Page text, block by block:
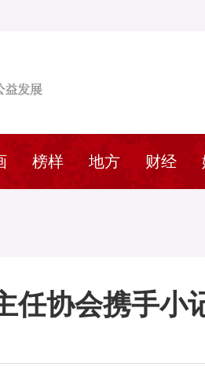
榜样 地方 财经
任协会携手小